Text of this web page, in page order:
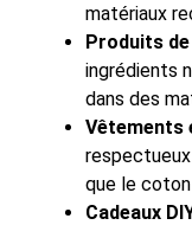
matériaux
Produits
ingrédients
dans des
Vêtements
que le
Cadeaux